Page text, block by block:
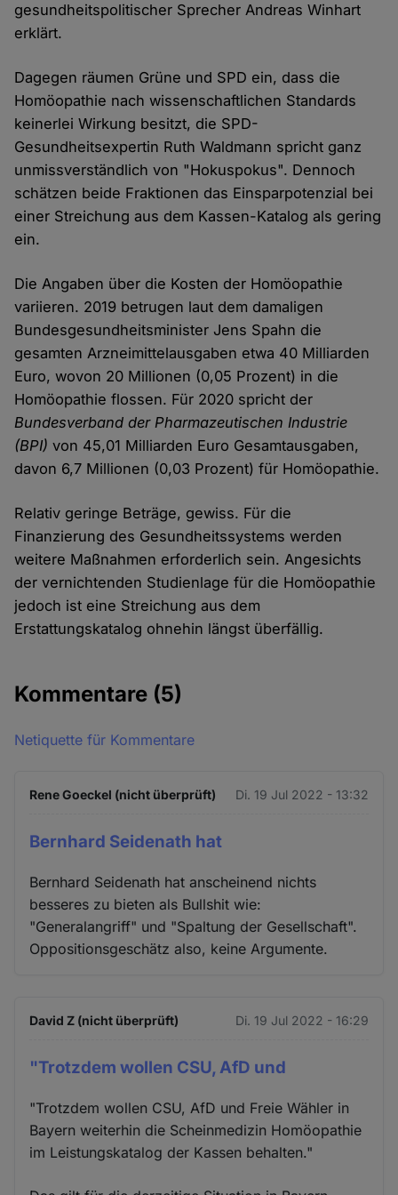
gesundheitspolitischer Sprecher Andreas Winhart
erklärt.
Dagegen räumen Grüne und SPD ein, dass die
Homöopathie nach wissenschaftlichen Standards
keinerlei Wirkung besitzt, die SPD-
Gesundheitsexpertin Ruth Waldmann spricht ganz
unmissverständlich von "Hokuspokus". Dennoch
schätzen beide Fraktionen das Einsparpotenzial bei
einer Streichung aus dem Kassen-Katalog als gering
ein.
Die Angaben über die Kosten der Homöopathie
variieren. 2019 betrugen laut dem damaligen
Bundesgesundheitsminister Jens Spahn die
gesamten Arzneimittelausgaben etwa 40 Milliarden
Euro, wovon 20 Millionen (0,05 Prozent) in die
Homöopathie flossen. Für 2020 spricht der
Bundesverband der Pharmazeutischen Industrie
(BPI) von 45,01 Milliarden Euro Gesamtausgaben,
davon 6,7 Millionen (0,03 Prozent) für Homöopathie.
Relativ geringe Beträge, gewiss. Für die
Finanzierung des Gesundheitssystems werden
weitere Maßnahmen erforderlich sein. Angesichts
der vernichtenden Studienlage für die Homöopathie
jedoch ist eine Streichung aus dem
Erstattungskatalog ohnehin längst überfällig.
Kommentare (5)
Netiquette für Kommentare
Rene Goeckel (nicht überprüft) Di. 19 Jul 2022 - 13:32
Bernhard Seidenath hat
Bernhard Seidenath hat anscheinend nichts
besseres zu bieten als Bullshit wie:
"Generalangriff" und "Spaltung der Gesellschaft".
Oppositionsgeschätz also, keine Argumente.
David Z (nicht überprüft) Di. 19 Jul 2022 - 16:29
"Trotzdem wollen CSU, AfD und
"Trotzdem wollen CSU, AfD und Freie Wähler in
Bayern weiterhin die Scheinmedizin Homöopathie
im Leistungskatalog der Kassen behalten."